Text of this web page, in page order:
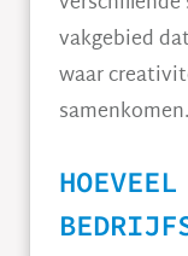
vakgebied
waar
samenkomen.